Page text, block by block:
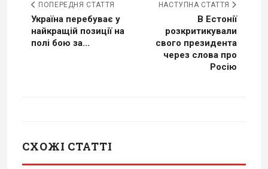
ПОПЕРЕДНЯ СТАТТЯ
Україна перебуває у
найкращій позиції на
полі бою за...
НАСТУПНА СТАТТЯ
В Естонії
розкритикували
свого президента
через слова про
Росію
СХОЖІ СТАТТІ